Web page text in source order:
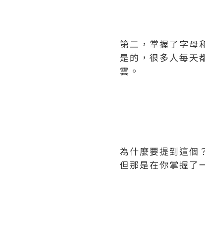
第二，掌握了字母
是的，很多人每天
雲。
為什麼要提到這個
但那是在你掌握了